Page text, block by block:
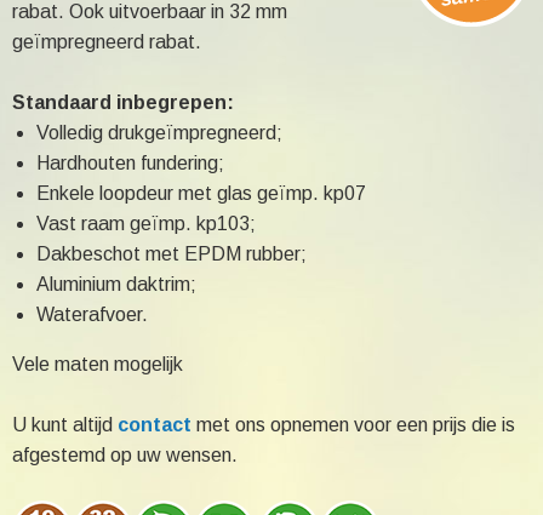
rabat. Ook uitvoerbaar in 32 mm
geïmpregneerd rabat.
Standaard inbegrepen:
Volledig drukgeïmpregneerd;
Hardhouten fundering;
Enkele loopdeur met glas geïmp. kp07
Vast raam geïmp. kp103;
Dakbeschot met EPDM rubber;
Aluminium daktrim;
Waterafvoer.
Vele maten mogelijk
U kunt altijd contact met ons opnemen voor een prijs die is
afgestemd op uw wensen.